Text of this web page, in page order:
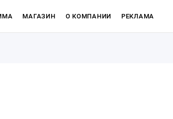
МАГАЗИН О КОМПАНИИ РЕКЛАМА